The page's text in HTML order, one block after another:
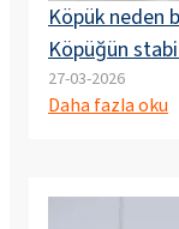
Köpük neden
Köpüğün
27-03-2026
Daha fazla oku